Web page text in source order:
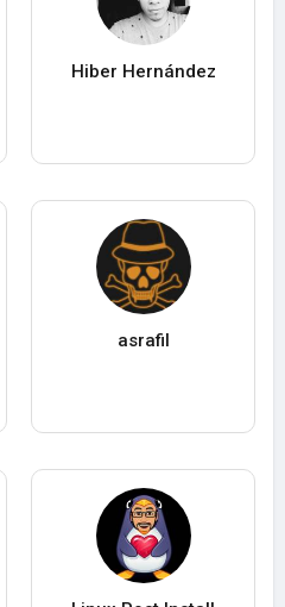
Hiber Hernández
asrafil